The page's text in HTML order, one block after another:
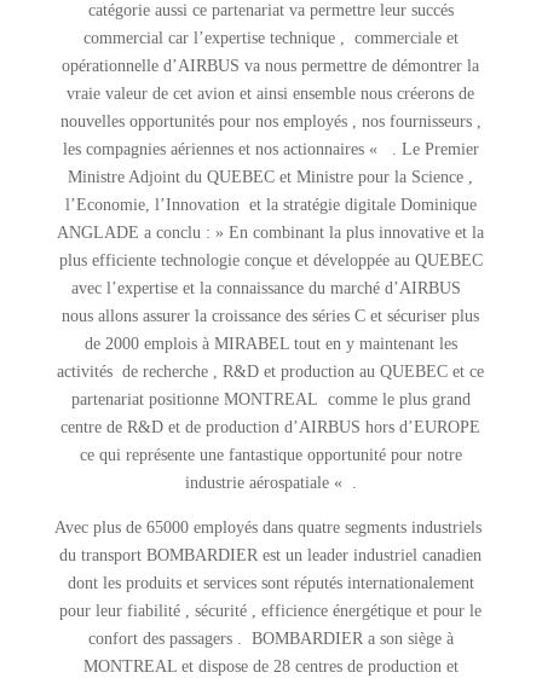
catégorie aussi ce partenariat va permettre leur succés
commercial car l’expertise technique , commerciale et
opérationnelle d’AIRBUS va nous permettre de démontrer la
vraie valeur de cet avion et ainsi ensemble nous créerons de
nouvelles opportunités pour nos employés , nos fournisseurs ,
les compagnies aériennes et nos actionnaires « . Le Premier
Ministre Adjoint du QUEBEC et Ministre pour la Science ,
l’Economie, l’Innovation et la stratégie digitale Dominique
ANGLADE a conclu : » En combinant la plus innovative et la
plus efficiente technologie conçue et développée au QUEBEC
avec l’expertise et la connaissance du marché d’AIRBUS
nous allons assurer la croissance des séries C et sécuriser plus
de 2000 emplois à MIRABEL tout en y maintenant les
activités de recherche , R&D et production au QUEBEC et ce
partenariat positionne MONTREAL comme le plus grand
centre de R&D et de production d’AIRBUS hors d’EUROPE
ce qui représente une fantastique opportunité pour notre
industrie aérospatiale « .
Avec plus de 65000 employés dans quatre segments industriels
du transport BOMBARDIER est un leader industriel canadien
dont les produits et services sont réputés internationalement
pour leur fiabilité , sécurité , efficience énergétique et pour le
confort des passagers . BOMBARDIER a son siège à
MONTREAL et dispose de 28 centres de production et